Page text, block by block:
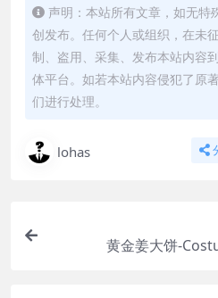
声明：本站所有文章，如无特
创发布。任何个人或组织，在未
制、盗用、采集、发布本站内容
体平台。如若本站内容侵犯了原
们进行处理。
lohas
黄金姜大饼-